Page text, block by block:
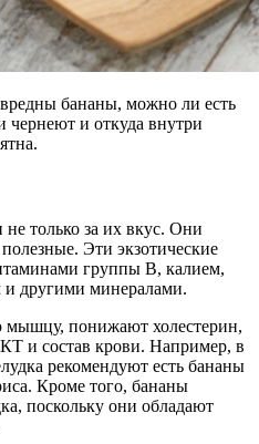
бананы, можно ли есть
и откуда внутри
только за их вкус. Они
Эти экзотические
группы В, калием,
другими минералами.
мышцу, понижают холестерин,
и состав крови. Например, в
рекомендуют есть бананы
Кроме того, бананы
поскольку они обладают